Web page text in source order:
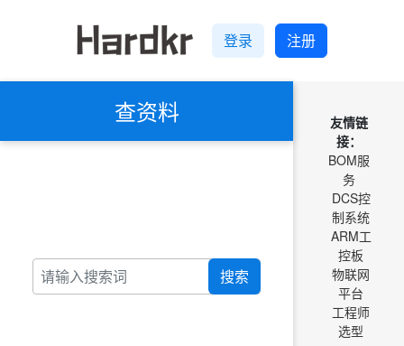
登录 注册
查资料
搜索
友情链
接：
BOM服
务
DCS控
制系统
ARM工
控板
物联网
平台
工程师
选型